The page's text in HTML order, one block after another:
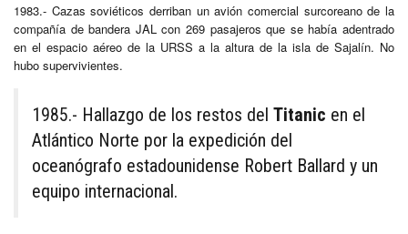
1983.- Cazas soviéticos derriban un avión comercial surcoreano de la
compañía de bandera JAL con 269 pasajeros que se había adentrado
en el espacio aéreo de la URSS a la altura de la isla de Sajalín. No
hubo supervivientes.
1985.- Hallazgo de los restos del Titanic en el
Atlántico Norte por la expedición del
oceanógrafo estadounidense Robert Ballard y un
equipo internacional.